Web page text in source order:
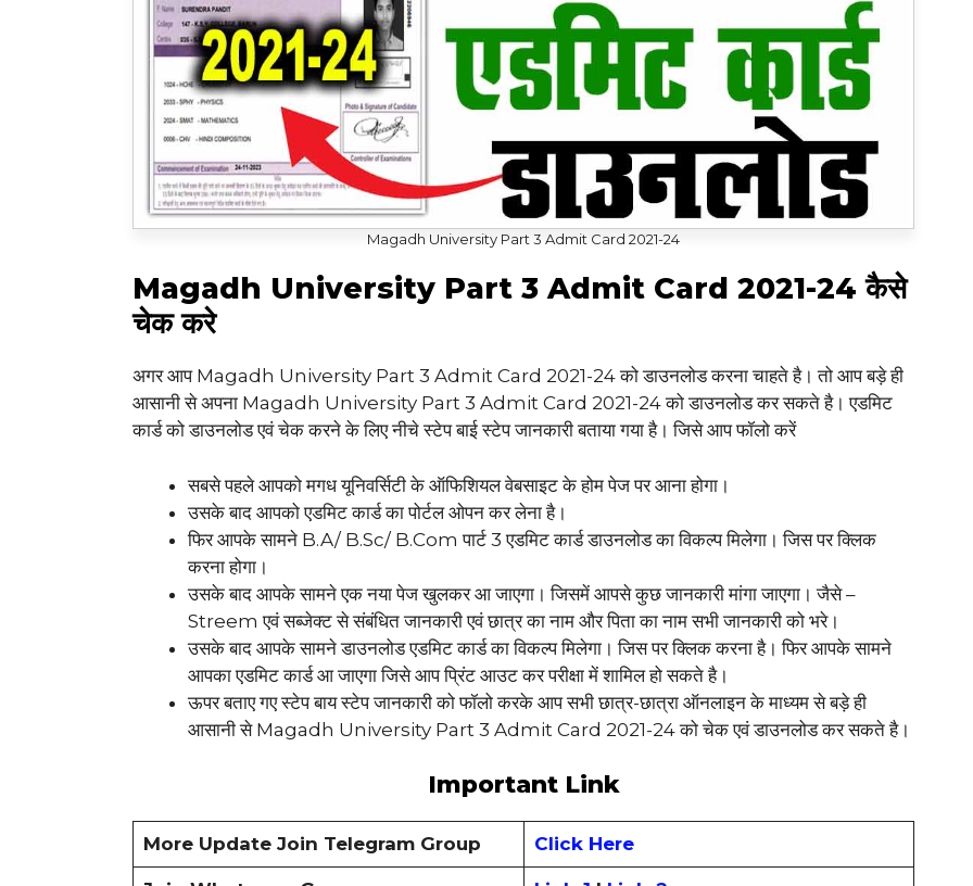
Magadh University Part 3 Admit Card 2021-24
Magadh University Part 3 Admit Card 2021-24 कैसे
चेक करे
अगर आप Magadh University Part 3 Admit Card 2021-24 को डाउनलोड करना चाहते है। तो आप बड़े ही
आसानी से अपना Magadh University Part 3 Admit Card 2021-24 को डाउनलोड कर सकते है। एडमिट
कार्ड को डाउनलोड एवं चेक करने के लिए नीचे स्टेप बाई स्टेप जानकारी बताया गया है। जिसे आप फॉलो करें
सबसे पहले आपको मगध यूनिवर्सिटी के ऑफिशियल वेबसाइट के होम पेज पर आना होगा।
उसके बाद आपको एडमिट कार्ड का पोर्टल ओपन कर लेना है।
फिर आपके सामने B.A/ B.Sc/ B.Com पार्ट 3 एडमिट कार्ड डाउनलोड का विकल्प मिलेगा। जिस पर क्लिक
करना होगा।
उसके बाद आपके सामने एक नया पेज खुलकर आ जाएगा। जिसमें आपसे कुछ जानकारी मांगा जाएगा। जैसे –
Streem एवं सब्जेक्ट से संबंधित जानकारी एवं छात्र का नाम और पिता का नाम सभी जानकारी को भरे।
उसके बाद आपके सामने डाउनलोड एडमिट कार्ड का विकल्प मिलेगा। जिस पर क्लिक करना है। फिर आपके सामने
आपका एडमिट कार्ड आ जाएगा जिसे आप प्रिंट आउट कर परीक्षा में शामिल हो सकते है।
ऊपर बताए गए स्टेप बाय स्टेप जानकारी को फॉलो करके आप सभी छात्र-छात्रा ऑनलाइन के माध्यम से बड़े ही
आसानी से Magadh University Part 3 Admit Card 2021-24 को चेक एवं डाउनलोड कर सकते है।
Important Link
More Update Join Telegram Group Click Here